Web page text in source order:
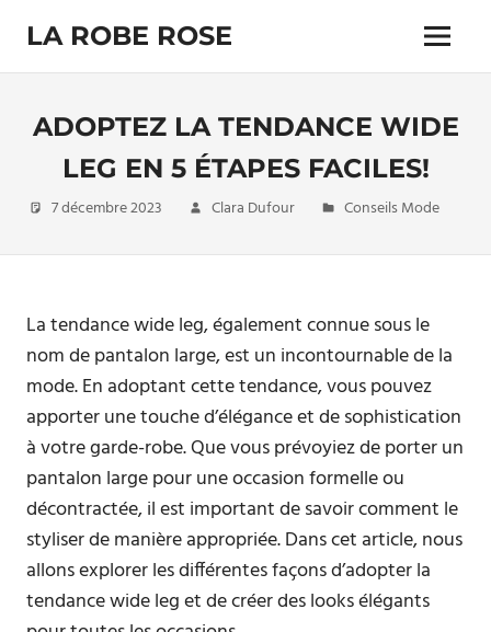
content
LA ROBE ROSE Menu
ADOPTEZ LA TENDANCE WIDE
LEG EN 5 ÉTAPES FACILES!
7 décembre 2023 Clara Dufour Conseils Mode
La tendance wide leg, également connue sous le
nom de pantalon large, est un incontournable de la
mode. En adoptant cette tendance, vous pouvez
apporter une touche d’élégance et de sophistication
à votre garde-robe. Que vous prévoyiez de porter un
pantalon large pour une occasion formelle ou
décontractée, il est important de savoir comment le
styliser de manière appropriée. Dans cet article, nous
allons explorer les différentes façons d’adopter la
tendance wide leg et de créer des looks élégants